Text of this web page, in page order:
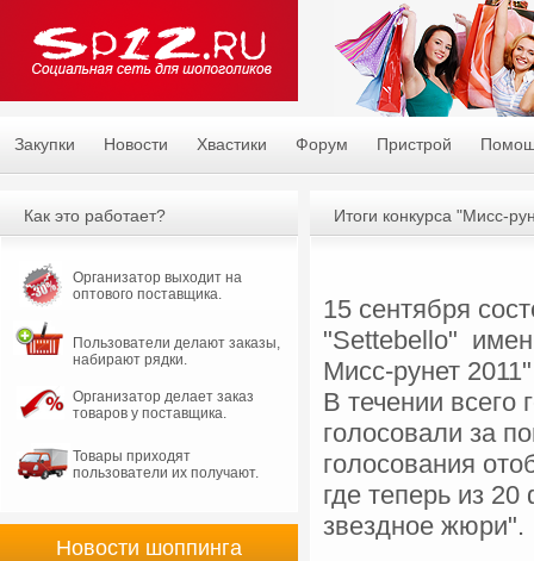
Закупки Новости Хвастики Форум Пристрой
Итоги конкурса "Мисс-
15 сентября
"Settebello"
Мисс-рунет 2011"
В течении всего
голосовали за
голосования
где теперь из
звездное жюри".
Как это работает?
Организатор выходит на
оптового поставщика.
Пользователи делают заказы,
набирают рядки.
Организатор делает заказ
товаров у поставщика.
Товары приходят
пользователи их получают.
Новости шоппинга